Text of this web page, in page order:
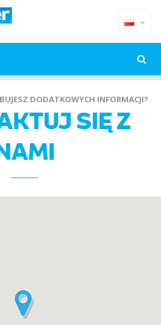
DODATKOWYCH INFORMACJI?
SIĘ Z